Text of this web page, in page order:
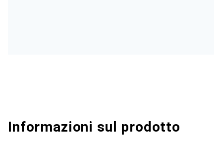
Informazioni sul prodotto